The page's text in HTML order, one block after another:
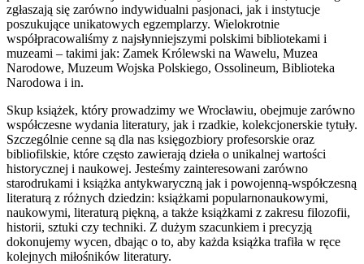
zgłaszają się zarówno indywidualni pasjonaci, jak i instytucje
poszukujące unikatowych egzemplarzy. Wielokrotnie
współpracowaliśmy z najsłynniejszymi polskimi bibliotekami i
muzeami – takimi jak: Zamek Królewski na Wawelu, Muzea
Narodowe, Muzeum Wojska Polskiego, Ossolineum, Biblioteka
Narodowa i in.
Skup książek, który prowadzimy we Wrocławiu, obejmuje zarówno
współczesne wydania literatury, jak i rzadkie, kolekcjonerskie tytuły.
Szczególnie cenne są dla nas księgozbiory profesorskie oraz
bibliofilskie, które często zawierają dzieła o unikalnej wartości
historycznej i naukowej. Jesteśmy zainteresowani zarówno
starodrukami i książka antykwaryczną jak i powojenną-współczesną
literaturą z różnych dziedzin: książkami popularnonaukowymi,
naukowymi, literaturą piękną, a także książkami z zakresu filozofii,
historii, sztuki czy techniki. Z dużym szacunkiem i precyzją
dokonujemy wycen, dbając o to, aby każda książka trafiła w ręce
kolejnych miłośników literatury.